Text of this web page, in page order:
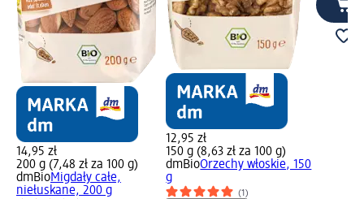
14,95 zł
200 g (7,48 zł za 100 g)
dmBioMigdały całe,
niełuskane, 200 g
12,95 zł
150 g (8,63 zł za 100 g)
dmBioOrzechy włoskie, 150
g
(1)